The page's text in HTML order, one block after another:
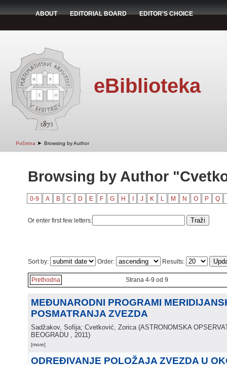
ABOUT EDITORIAL BOARD EDITOR'S CHOICE
eBiblioteka
Početna ➤ Browsing by Author
Browsing by Author
0-9 A B C D E F G H J K L M N O P Q
Or enter first few letters:
Sort by: Order: Results:
Prethodna Strana 4-9 od 9
MEĐUNARODNI PROGRAMI
POSMATRANJA ZVEZDA
Sadžakov, Sofija; Cvetković, Zorica (ASTRONOMSKA
BEOGRADU , 2011)
[more]
ODREĐIVANJE POLOŽAJA ZVEZDA U